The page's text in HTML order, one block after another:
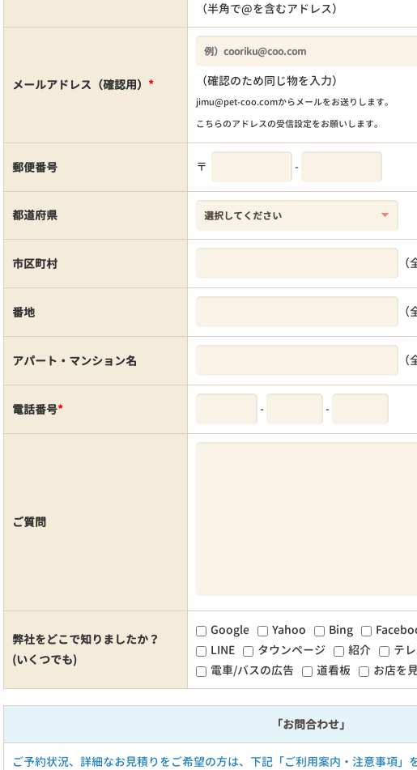
（半角で@を含むアドレス）
メールアドレス（確認用） * （確認のため同じ物を入力）
jimu@pet-coo.comからメールをお送りします。
こちらのアドレスの受信設定をお願いします。
郵便番号 〒 -
都道府県
市区町村 （
番地 （
アパート・マンション名 （
電話番号* - -
ご質問
弊社をどこで知りましたか？
(いくつでも)
Google Yahoo Bing
LINE
タウンページ 紹介 テ
電車/バスの広告
道看板 お店を
「お問合わせ」
ご予約状況、詳細なお見積りをご希望の方は、下記「ご利用案内・注意事項」